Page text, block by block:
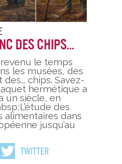
des chips...
revenu le temps
les musées, des
chips. Savez-
hermétique a
un siècle, en
des
alimentaires dans
jusqu’au
Twitter